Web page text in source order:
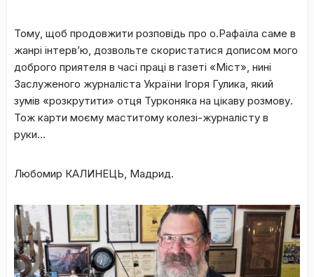
Тому, щоб продовжити розповідь про о.Рафаїла саме в
жанрі інтерв’ю, дозвольте скористатися дописом мого
доброго приятеля в часі праці в газеті «Міст», нині
Заслуженого журналіста України Ігоря Гулика, який
зумів «розкрутити» отця Турконяка на цікаву розмову.
Тож карти моєму маститому колезі-журналісту в
руки…
Любомир КАЛИНЕЦЬ, Мадрид.